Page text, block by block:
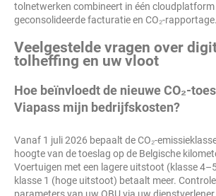
tolnetwerken combineert in één cloudplatform
geconsolideerde facturatie en CO₂-rapportage.
Veelgestelde vragen over
tolheffing en uw vloot
Hoe beïnvloedt de nieuwe CO₂-
Viapass mijn bedrijfskosten?
Vanaf 1 juli 2026 bepaalt de CO₂-
hoogte van de toeslag op de Belgische
Voertuigen met een lagere uitstoot (klasse
klasse 1 (hoge uitstoot) betaalt meer.